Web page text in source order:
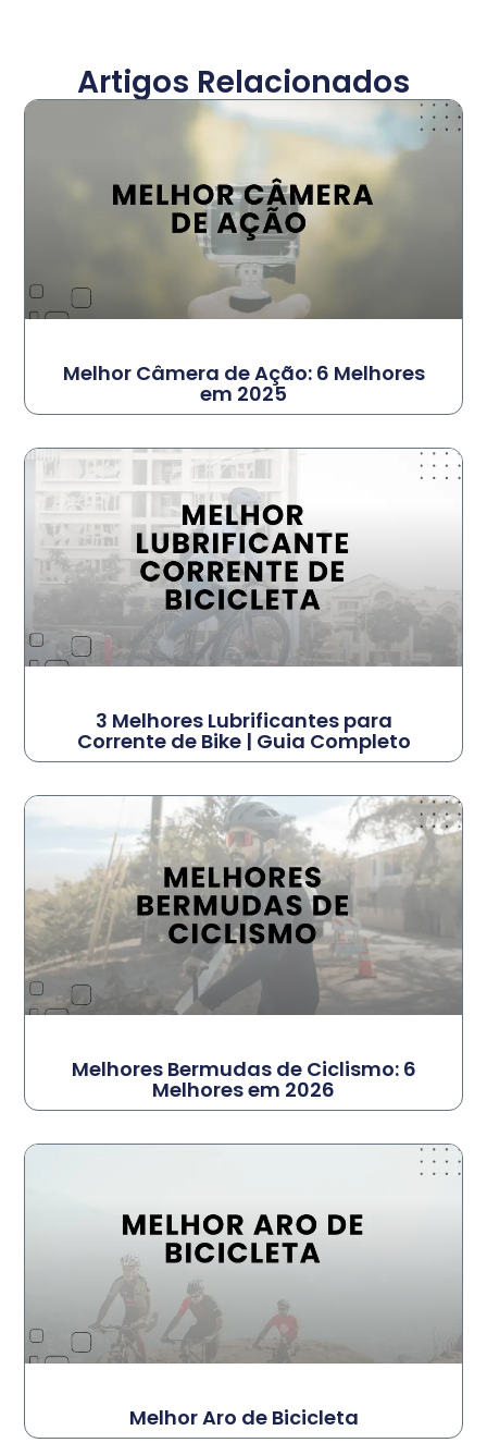
Artigos Relacionados
Melhor Câmera de Ação: 6 Melhores
em 2025
3 Melhores Lubrificantes para
Corrente de Bike | Guia Completo
Melhores Bermudas de Ciclismo: 6
Melhores em 2026
Melhor Aro de Bicicleta